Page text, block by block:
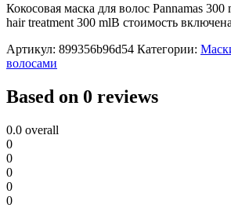
Кокосовая маска для волос Pannamas 300
hair treatment 300 mlВ стоимость
Артикул: 899356b96d54 Категории:
волосами
Based on 0 reviews
0.0 overall
0
0
0
0
0